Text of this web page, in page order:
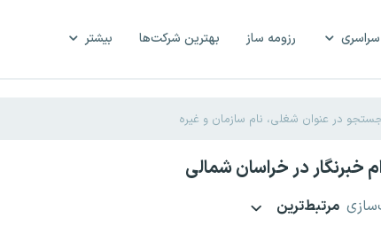
رزومه ساز بهترین شرکت‌ها بیشتر
خبرنگار در خراسان شمالی
مرتبط‌ترین